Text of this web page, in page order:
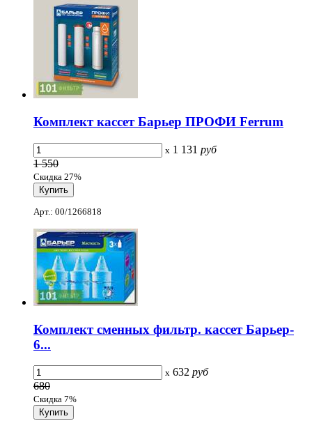
Комплект кассет Барьер ПРОФИ Ferrum
x 1 131 руб
1 550
Скидка 27%
Арт.: 00/1266818
Комплект сменных фильтр. кассет Барьер-
6...
x 632 руб
680
Скидка 7%